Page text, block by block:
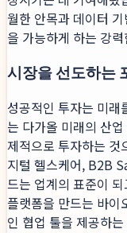
월한 안목과 데이터
을 가능하게 하는 강
시장을 선도하는
성공적인 투자는 미래
는 다가올 미래의 산
제적으로 투자하는 것
지털 헬스케어, B2B
드는 업계의 표준이
플랫폼을 만드는 바이
인 협업 툴을 제공하